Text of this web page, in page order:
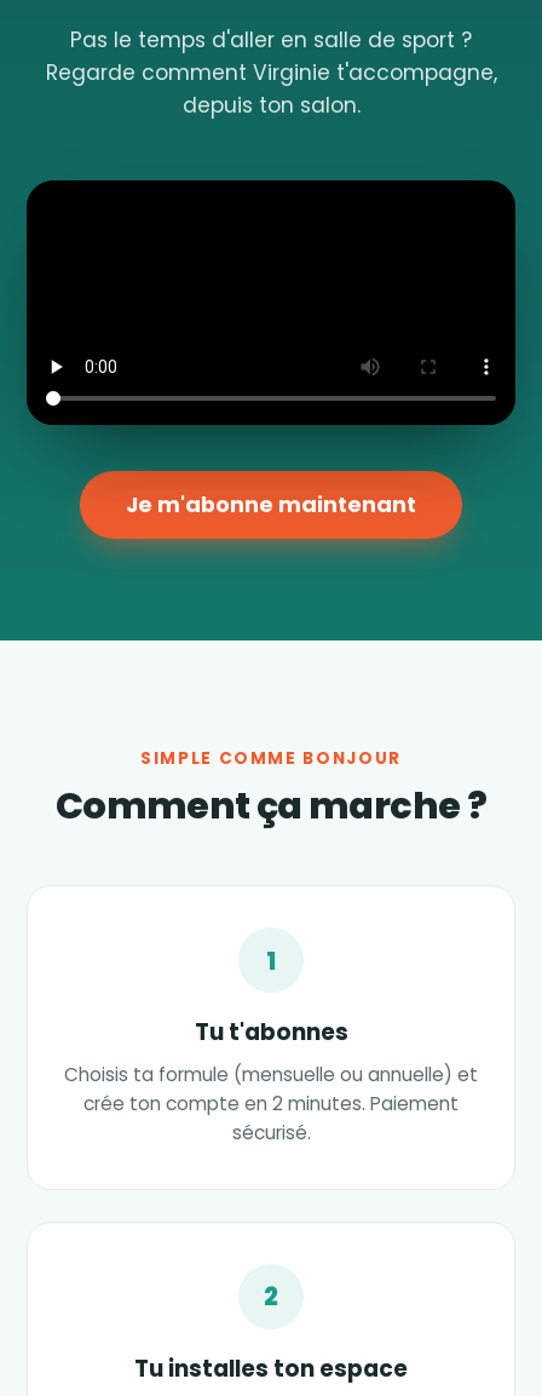
Pas le temps d'aller en salle de sport ?
Regarde comment Virginie t'accompagne,
depuis ton salon.
Je m'abonne maintenant
SIMPLE COMME BONJOUR
Comment ça marche ?
1
Tu t'abonnes
Choisis ta formule (mensuelle ou annuelle) et
crée ton compte en 2 minutes. Paiement
sécurisé.
2
Tu installes ton espace